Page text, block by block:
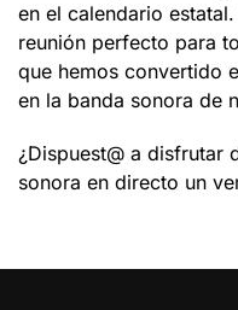
en el calendario
reunión perfecto para
que hemos convertido
en la banda sonora de
¿Dispuest@ a disfrutar
sonora en directo un